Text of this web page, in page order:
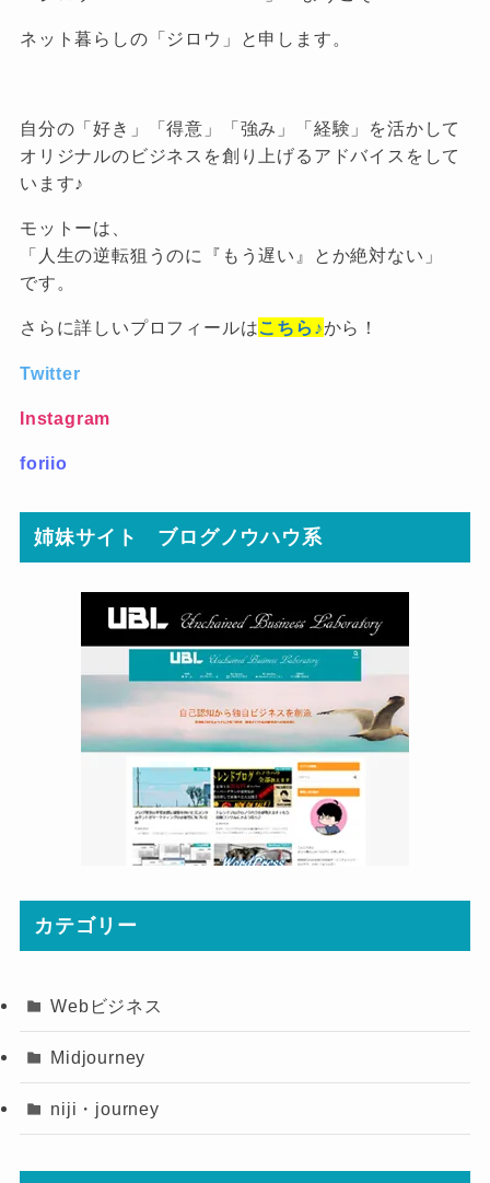
ネット暮らしの「ジロウ」と申します。
自分の「好き」「得意」「強み」「経験」を活かして
オリジナルのビジネスを創り上げるアドバイスをして
います♪
モットーは、
「人生の逆転狙うのに『もう遅い』とか絶対ない」
です。
さらに詳しいプロフィールはこちら♪から！
Twitter
Instagram
foriio
姉妹サイト ブログノウハウ系
カテゴリー
Webビジネス
Midjourney
niji・journey